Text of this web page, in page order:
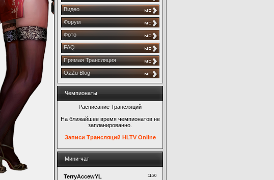
Видео
Форум
Фото
FAQ
Прямая Трансляция
OzZu Blog
Чемпионаты
Расписание Трансляций
На ближайшее время чемпионатов не
запланированно.
Записи Трансляций HLTV Online
Мини-чат